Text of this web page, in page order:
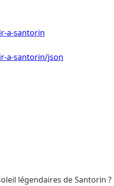
a-santorin
a-santorin/json
légendaires de Santorin ?